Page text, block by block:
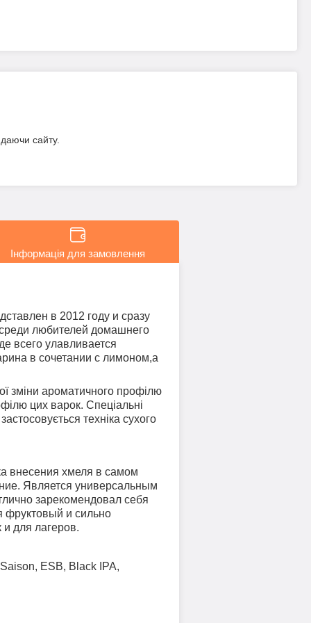
сайту.
Інформація для замовлення
в 2012 году и сразу
любителей домашнего
всего улавливается
в сочетании с лимоном,а
зміни ароматичного профілю
цих варок. Спеціальні
техніка сухого
внесения хмеля в самом
Является универсальным
зарекомендовал себя
фруктовый и сильно
для лагеров.
Saison, ESB, Black IPA,